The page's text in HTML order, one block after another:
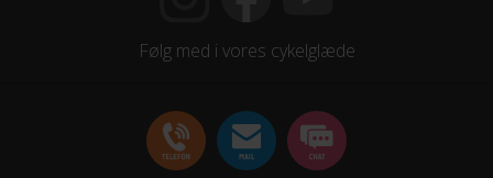
Følg med i vores cykelglæde